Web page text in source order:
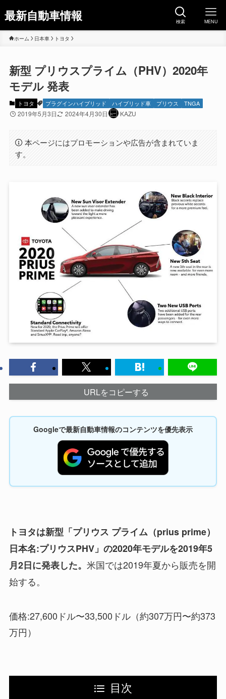
最新自動車情報 検索 MENU
ホーム 日本車 トヨタ
新型 プリウスプライム（PHV）2020年
モデル 発表
トヨタ プラグインハイブリッド ハイブリッド車 プリウス TNGA
2019年5月3日 2024年4月30日 KAZU
本ページにはプロモーションや広告が含まれていま
す。
URLをコピーする
Googleで最新自動車情報のコンテンツを優先表示
トヨタは新型「プリウス プライム（prius prime）
日本名:プリウスPHV」の2020年モデルを2019年5
月2日に発表した。 米国では2019年夏から販売を開
始する。
価格:27,600ドル〜33,500ドル（約307万円〜約373
万円）
目次